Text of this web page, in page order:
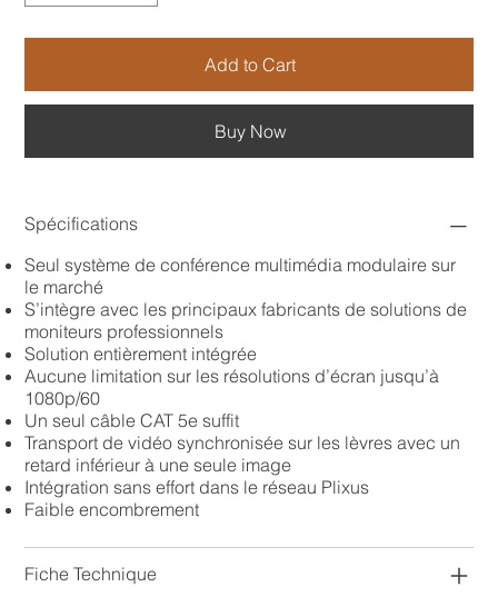
Add to Cart
Buy Now
Spécifications
Seul système de conférence multimédia modulaire sur
le marché
S’intègre avec les principaux fabricants de solutions de
moniteurs professionnels
Solution entièrement intégrée
Aucune limitation sur les résolutions d’écran jusqu’à
1080p/60
Un seul câble CAT 5e suffit
Transport de vidéo synchronisée sur les lèvres avec un
retard inférieur à une seule image
Intégration sans effort dans le réseau Plixus
Faible encombrement
Fiche Technique